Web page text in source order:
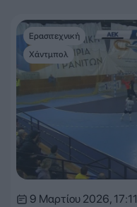
Ερασιτεχνική
Χάντμπολ
9 Μαρτίου 2026, 17:11